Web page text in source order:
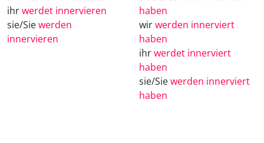
ihrwerdet innervieren
sie/Siewerden
innervieren
haben
wirwerden innerviert
haben
ihrwerdet innerviert
haben
sie/Siewerden innerviert
haben